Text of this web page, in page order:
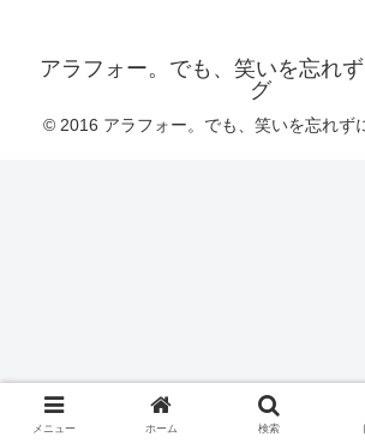
アラフォー。でも、笑いを忘れ
グ
© 2016 アラフォー。でも、笑いを忘れず
メニュー ホーム 検索